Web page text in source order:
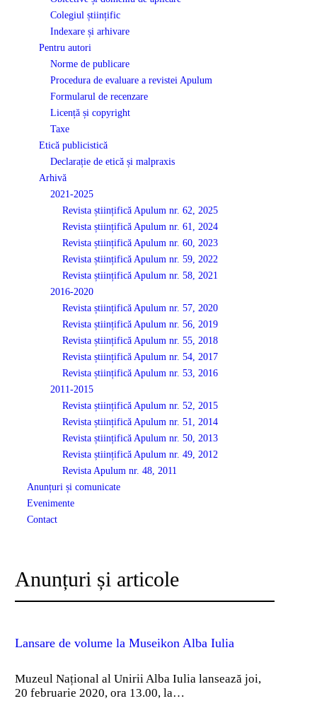
Colegiul științific
Indexare și arhivare
Pentru autori
Norme de publicare
Procedura de evaluare a revistei Apulum
Formularul de recenzare
Licență și copyright
Taxe
Etică publicistică
Declarație de etică și malpraxis
Arhivă
2021-2025
Revista științifică Apulum nr. 62, 2025
Revista științifică Apulum nr. 61, 2024
Revista științifică Apulum nr. 60, 2023
Revista științifică Apulum nr. 59, 2022
Revista științifică Apulum nr. 58, 2021
2016-2020
Revista științifică Apulum nr. 57, 2020
Revista științifică Apulum nr. 56, 2019
Revista științifică Apulum nr. 55, 2018
Revista științifică Apulum nr. 54, 2017
Revista științifică Apulum nr. 53, 2016
2011-2015
Revista științifică Apulum nr. 52, 2015
Revista științifică Apulum nr. 51, 2014
Revista științifică Apulum nr. 50, 2013
Revista științifică Apulum nr. 49, 2012
Revista Apulum nr. 48, 2011
Anunțuri și comunicate
Evenimente
Contact
Anunțuri și articole
Lansare de volume la Museikon Alba Iulia
Muzeul Național al Unirii Alba Iulia lansează joi,
20 februarie 2020, ora 13.00, la…